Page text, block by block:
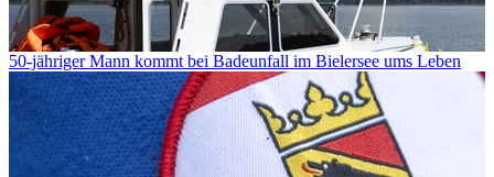
50-jähriger Mann kommt bei Badeunfall im Bielersee ums Leben